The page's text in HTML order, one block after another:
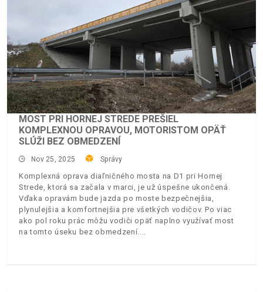
MOST PRI HORNEJ STREDE PREŠIEL
KOMPLEXNOU OPRAVOU, MOTORISTOM OPÄŤ
SLÚŽI BEZ OBMEDZENÍ
Nov 25, 2025 Správy
Komplexná oprava diaľničného mosta na D1 pri Hornej
Strede, ktorá sa začala v marci, je už úspešne ukončená.
Vďaka opravám bude jazda po moste bezpečnejšia,
plynulejšia a komfortnejšia pre všetkých vodičov. Po viac
ako pol roku prác môžu vodiči opäť naplno využívať most
na tomto úseku bez obmedzení.